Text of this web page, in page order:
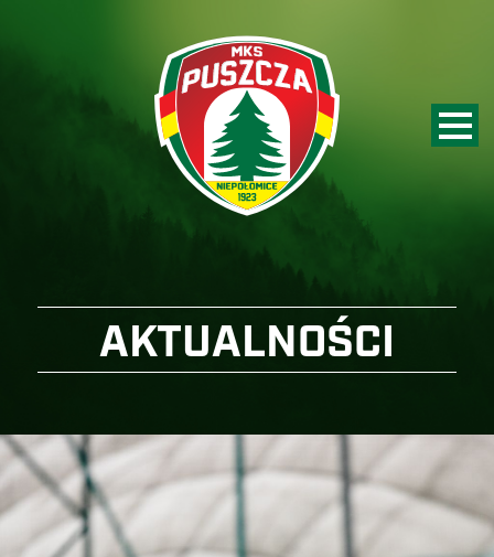
AKTUALNOŚCI